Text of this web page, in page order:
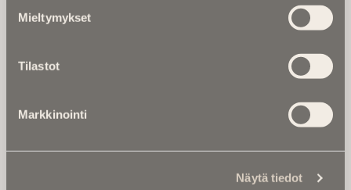
Mieltymykset
Tilastot
Markkinointi
Näytä tiedot
Ikuisuusmedia
valtakunnallinen mediabrändi. Julkaisemme uusimmat
kuolinuutiset ja kuolintiedot.
Anna palautetta